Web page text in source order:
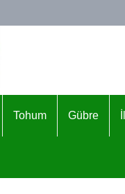
Tohum Gübre